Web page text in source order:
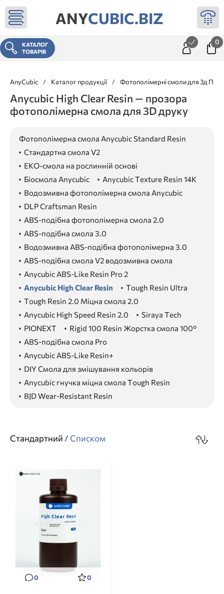
ANYCUBIC.BIZ
КАТАЛОГ
ТОВАРІВ
0
AnyCubic / Каталог продукції / Фотополімерні смоли для 3д
Anycubic High Clear Resin — прозора
фотополімерна смола для 3D друку
Фотополімерна смола Anycubic Standard Resin
Стандартна смола V2
ЕКО-смола на рослинній основі
Біосмола Anycubic
Anycubic Texture Resin 14K
Водозмивна фотополімерна смола Anycubic
DLP Craftsman Resin
ABS-подібна фотополімерна смола 2.0
ABS-подібна смола 3.0
Водозмивна ABS-подібна фотополімерна 3.0
ABS-подібна смола V2 водозмивна смола
Anycubic ABS-Like Resin Pro 2
Anycubic High Clear Resin
Tough Resin Ultra
Tough Resin 2.0 Міцна смола 2.0
Anycubic High Speed Resin 2.0
Siraya Tech
PIONEXT
Rigid 100 Resin Жорстка смола 100°
ABS-подібна смола Pro
Anycubic ABS-Like Resin+
DIY Смола для змішування кольорів
Anycubic гнучка міцна смола Tough Resin
BJD Wear-Resistant Resin
Стандартний / Cписком
0 0